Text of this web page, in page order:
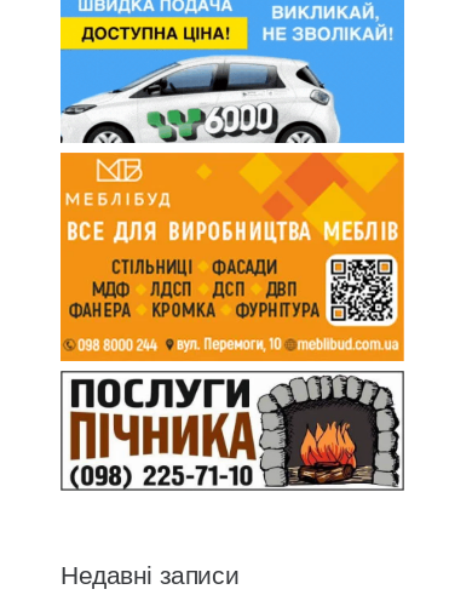
Недавні записи